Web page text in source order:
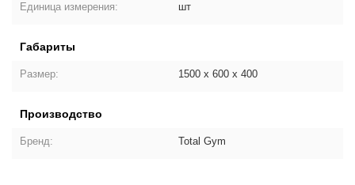
Единица измерения: шт
Габариты
Размер: 1500 х 600 х 400
Производство
Бренд: Total Gym